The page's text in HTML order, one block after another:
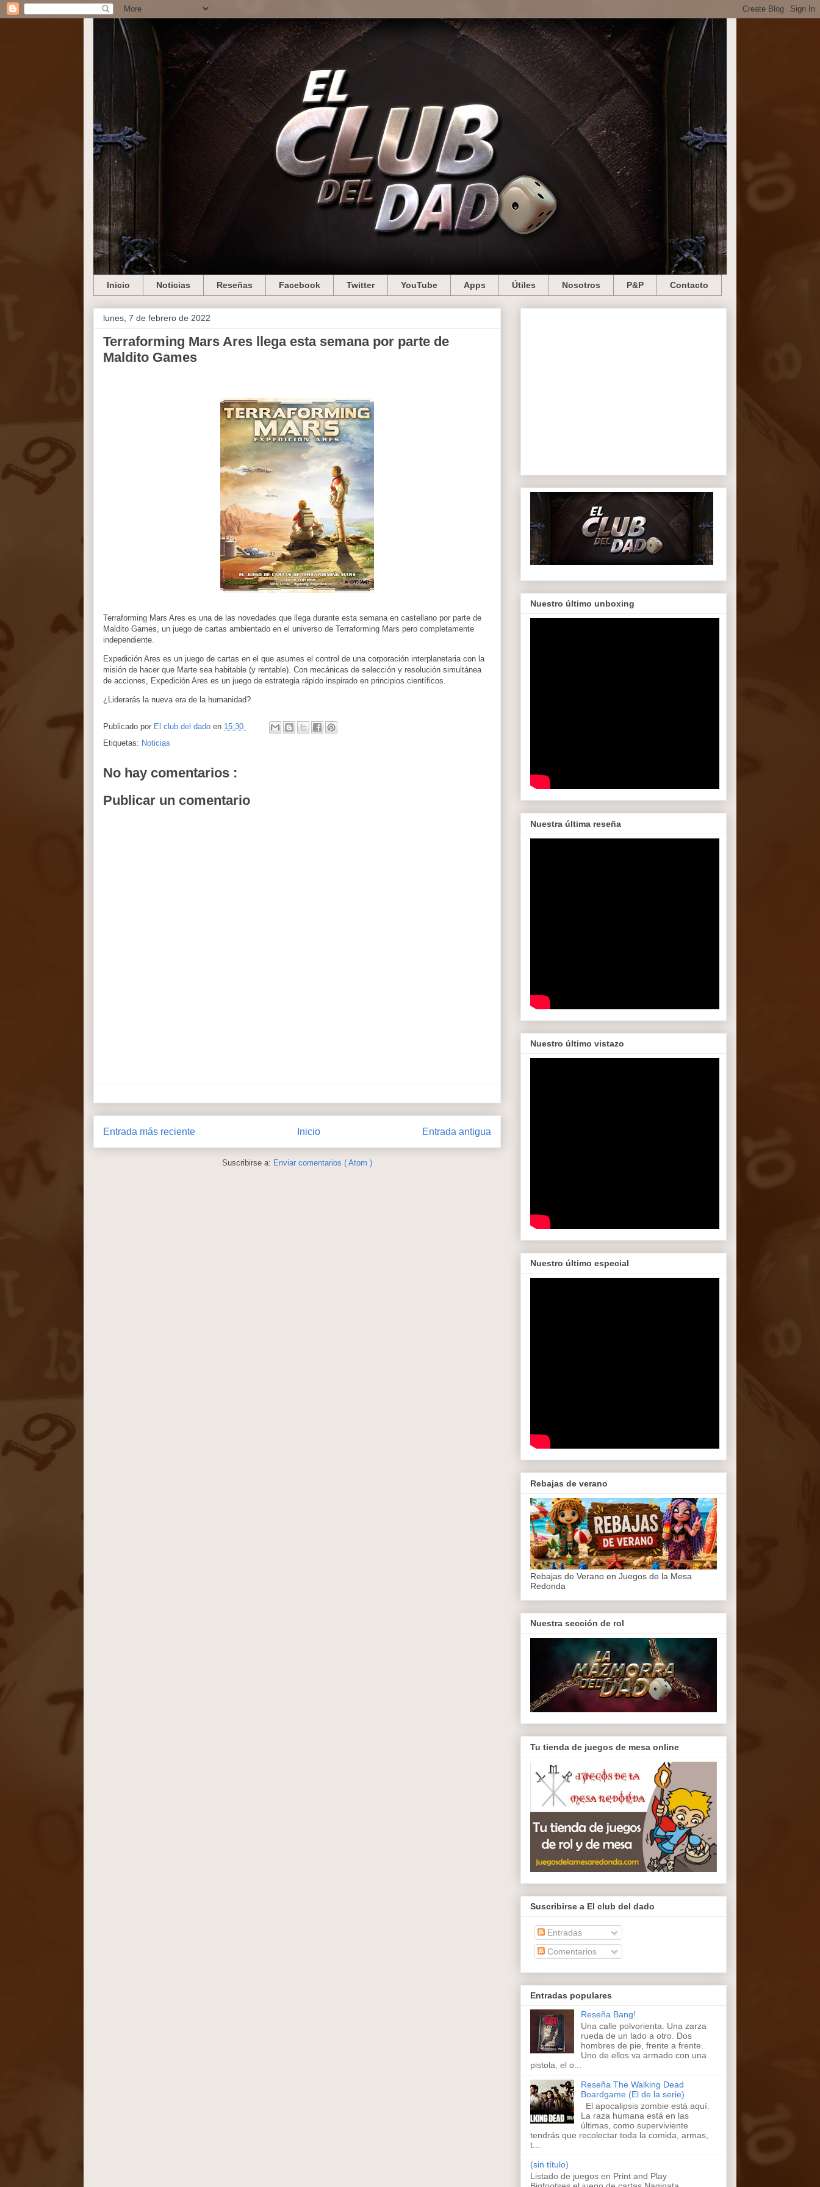
Inicio Noticias Reseñas Facebook Twitter YouTube Apps Útiles Nosotros P&P Contacto
lunes, 7 de febrero de 2022
Terraforming Mars Ares llega esta semana por parte de
Maldito Games
Terraforming Mars Ares es una de las novedades que llega durante esta semana en castellano por parte de
Maldito Games, un juego de cartas ambientado en el universo de Terraforming Mars pero completamente
independiente.
Expedición Ares es un juego de cartas en el que asumes el control de una corporación interplanetaria con la
misión de hacer que Marte sea habitable (y rentable). Con mecánicas de selección y resolución simultánea
de acciones, Expedición Ares es un juego de estrategia rápido inspirado en principios científicos.
¿Liderarás la nueva era de la humanidad?
Publicado por El club del dado en 15:30
Etiquetas: Noticias
No hay comentarios :
Publicar un comentario
Entrada más reciente Entrada antigua
Inicio
Suscribirse a: Enviar comentarios ( Atom )
Nuestro último unboxing
Nuestra última reseña
Nuestro último vistazo
Nuestro último especial
Rebajas de verano
Rebajas de Verano en Juegos de la Mesa
Redonda
Nuestra sección de rol
Tu tienda de juegos de mesa online
Suscribirse a El club del dado
Entradas
Comentarios
Entradas populares
Reseña Bang!
Una calle polvorienta. Una zarza
rueda de un lado a otro. Dos
hombres de pie, frente a frente.
Uno de ellos va armado con una
pistola, el o...
Reseña The Walking Dead
Boardgame (El de la serie)
El apocalipsis zombie está aquí.
La raza humana está en las
últimas, como superviviente
tendrás que recolectar toda la comida, armas,
t...
(sin título)
Listado de juegos en Print and Play